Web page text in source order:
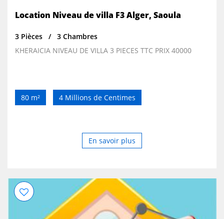
Location Niveau de villa F3 Alger, Saoula
3 Pièces
3 Chambres
KHERAICIA NIVEAU DE VILLA 3 PIECES TTC PRIX 40000
80 m² 4 Millions de Centimes
En savoir plus